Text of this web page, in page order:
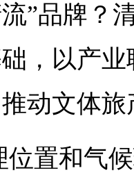
”品牌？
，以产
动文体
位置和气